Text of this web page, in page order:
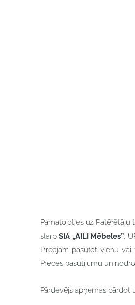
Pamatojoties uz Patērētāju
starpSIA „AILI Mēbeles”,
Pircējam pasūtot vienu
Preces pasūtījumu un
Pārdevējs apņemas pārdot